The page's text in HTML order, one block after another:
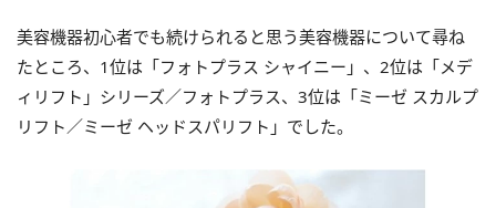
美容機器初心者でも続けられると思う美容機器について尋ね
たところ、1位は「フォトプラス シャイニー」、2位は「メデ
ィリフト」シリーズ／フォトプラス、3位は「ミーゼ スカルプ
リフト／ミーゼ ヘッドスパリフト」でした。